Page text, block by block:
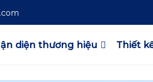
diện thương hiệu Thiết